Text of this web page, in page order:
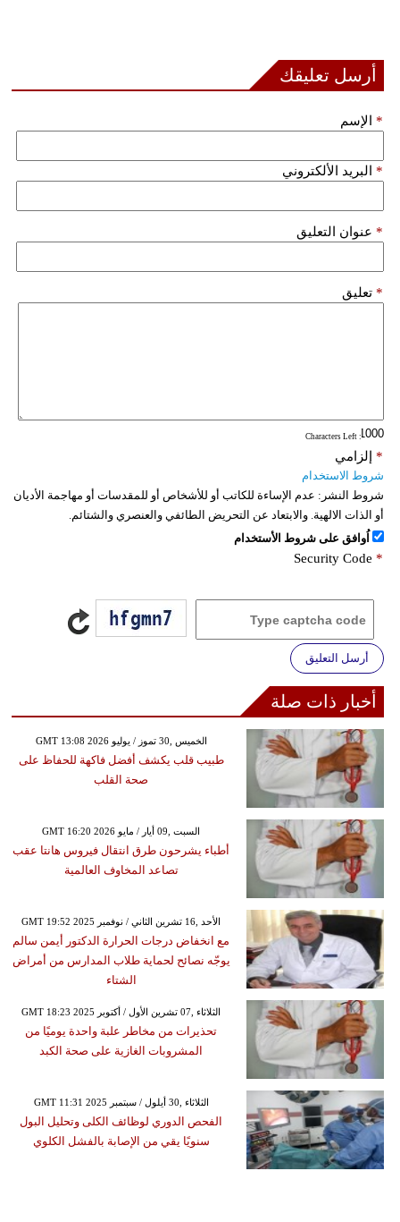
أرسل تعليقك
الإسم *
البريد الألكتروني *
عنوان التعليق *
تعليق *
: Characters Left
إلزامي *
شروط الاستخدام
شروط النشر: عدم الإساءة للكاتب أو للأشخاص أو للمقدسات أو مهاجمة الأديان
أو الذات الالهية. والابتعاد عن التحريض الطائفي والعنصري والشتائم.
اُوافق على شروط الأستخدام
Security Code *
أرسل التعليق
أخبار ذات صلة
GMT 13:08 2026 الخميس ,30 تموز / يوليو
طبيب قلب يكشف أفضل فاكهة للحفاظ على
صحة القلب
GMT 16:20 2026 السبت ,09 أيار / مايو
أطباء يشرحون طرق انتقال فيروس هانتا عقب
تصاعد المخاوف العالمية
GMT 19:52 2025 الأحد ,16 تشرين الثاني / نوفمبر
مع انخفاض درجات الحرارة الدكتور أيمن سالم
يوجّه نصائح لحماية طلاب المدارس من أمراض
الشتاء
GMT 18:23 2025 الثلاثاء ,07 تشرين الأول / أكتوبر
تحذيرات من مخاطر علبة واحدة يوميًا من
المشروبات الغازية على صحة الكبد
GMT 11:31 2025 الثلاثاء ,30 أيلول / سبتمبر
الفحص الدوري لوظائف الكلى وتحليل البول
سنويًا يقي من الإصابة بالفشل الكلوي